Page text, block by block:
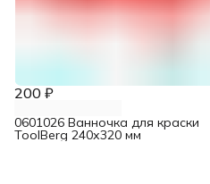
200 ₽
0601026 Ванночка для краски
ToolBerg 240х320 мм